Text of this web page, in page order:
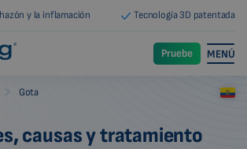
y la inflamación Tecnología 3D patentada
Pruebe MENÚ
Gota
causas y tratamiento